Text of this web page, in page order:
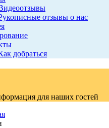
отзывы о нас
добраться
для наших гостей